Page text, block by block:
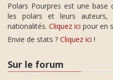
Polars Pourpres est une base
les polars et leurs
nationalités. Cliquez ici pour en
Envie de stats ? Cliquez ici !
Sur le forum